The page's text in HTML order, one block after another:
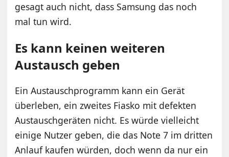
gesagt auch nicht, dass Samsung das noch
mal tun wird.
Es kann keinen weiteren
Austausch geben
Ein Austauschprogramm kann ein Gerät
überleben, ein zweites Fiasko mit defekten
Austauschgeräten nicht. Es würde vielleicht
einige Nutzer geben, die das Note 7 im dritten
Anlauf kaufen würden, doch wenn da nur ein